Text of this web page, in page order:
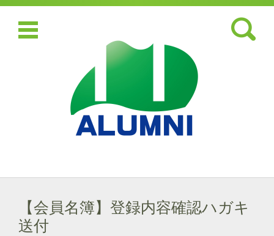
検索:
コンテンツに移動
【会員名簿】登録内容確認ハガキ
送付